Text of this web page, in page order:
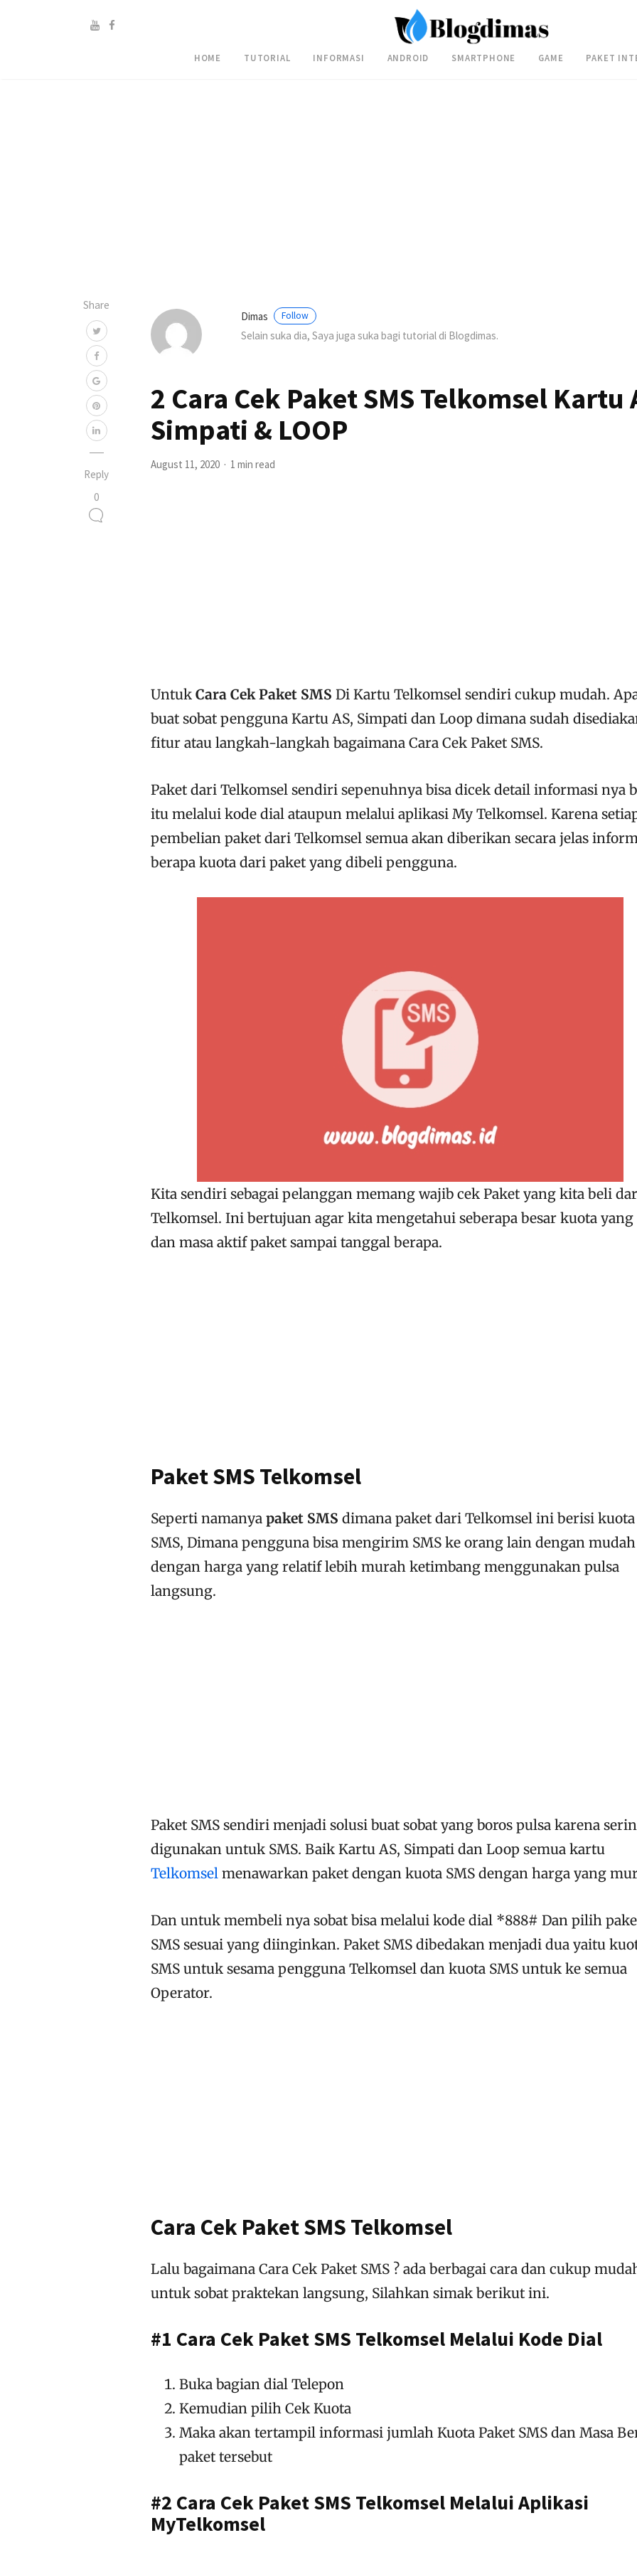
HOME TUTORIAL INFORMASI ANDROID SMARTPHONE GAME PAKET
Share
Reply
0
Dimas Follow
Selain suka dia, Saya juga suka bagi tutorial di Blogdimas.
2 Cara Cek Paket SMS Telkomsel Kartu
Simpati & LOOP
August 11, 2020 1 min read
Untuk Cara Cek Paket SMS Di Kartu Telkomsel sendiri cukup mudah.
buat sobat pengguna Kartu AS, Simpati dan Loop dimana sudah
fitur atau langkah-langkah bagaimana Cara Cek Paket SMS.
Paket dari Telkomsel sendiri sepenuhnya bisa dicek detail informasi nya
itu melalui kode dial ataupun melalui aplikasi My Telkomsel. Karena
pembelian paket dari Telkomsel semua akan diberikan secara jelas
berapa kuota dari paket yang dibeli pengguna.
Kita sendiri sebagai pelanggan memang wajib cek Paket yang kita beli
Telkomsel. Ini bertujuan agar kita mengetahui seberapa besar kuota yang
dan masa aktif paket sampai tanggal berapa.
Paket SMS Telkomsel
Seperti namanya paket SMS dimana paket dari Telkomsel ini berisi kuota
SMS, Dimana pengguna bisa mengirim SMS ke orang lain dengan
dengan harga yang relatif lebih murah ketimbang menggunakan pulsa
langsung.
Paket SMS sendiri menjadi solusi buat sobat yang boros pulsa karena
digunakan untuk SMS. Baik Kartu AS, Simpati dan Loop semua kartu
Telkomsel menawarkan paket dengan kuota SMS dengan harga yang
Dan untuk membeli nya sobat bisa melalui kode dial *888# Dan pilih
SMS sesuai yang diinginkan. Paket SMS dibedakan menjadi dua yaitu
SMS untuk sesama pengguna Telkomsel dan kuota SMS untuk ke semua
Operator.
Cara Cek Paket SMS Telkomsel
Lalu bagaimana Cara Cek Paket SMS ? ada berbagai cara dan cukup
untuk sobat praktekan langsung, Silahkan simak berikut ini.
#1 Cara Cek Paket SMS Telkomsel Melalui Kode Dial
Buka bagian dial Telepon
Kemudian pilih Cek Kuota
Maka akan tertampil informasi jumlah Kuota Paket SMS dan Masa
paket tersebut
#2 Cara Cek Paket SMS Telkomsel Melalui Aplikasi
MyTelkomsel